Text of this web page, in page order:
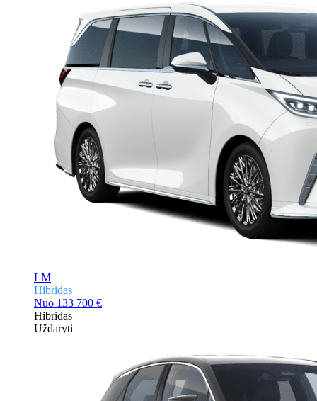
LM
Hibridas
Nuo 133 700 €
Hibridas
Uždaryti